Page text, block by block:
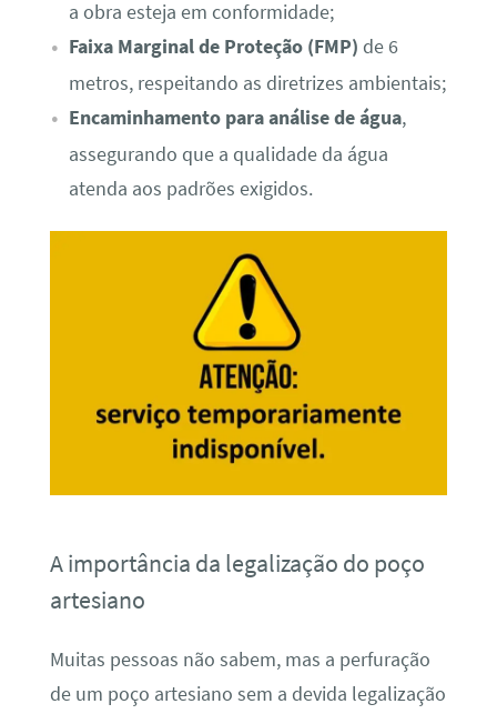
a obra esteja em conformidade;
Faixa Marginal de Proteção (FMP) de 6
metros, respeitando as diretrizes ambientais;
Encaminhamento para análise de água,
assegurando que a qualidade da água
atenda aos padrões exigidos.
A importância da legalização do poço
artesiano
Muitas pessoas não sabem, mas a perfuração
de um poço artesiano sem a devida legalização